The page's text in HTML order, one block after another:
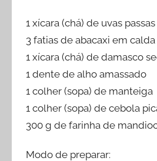
1 xícara (chá) de uvas
3 fatias de abacaxi em
1 xícara (chá) de damasco
1 dente de alho amassado
1 colher (sopa) de manteiga
1 colher (sopa) de cebola
300 g de farinha de
Modo de preparar: